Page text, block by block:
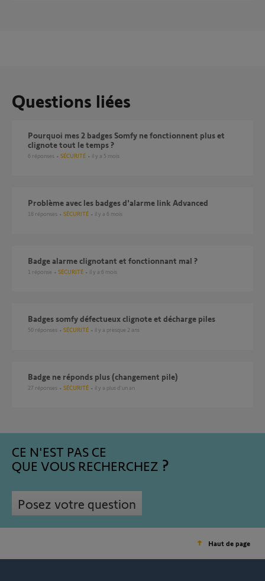
Questions liées
Pourquoi mes 2 badges Somfy ne fonctionnent plus et
clignote tout le temps ?
6 réponses SÉCURITÉ il y a 5 mois
Problème avec les badges d'alarme link Advanced
18 réponses SÉCURITÉ il y a 6 mois
Badge alarme clignotant et fonctionnant mal ?
1 réponse SÉCURITÉ il y a 6 mois
Badges somfy défectueux clignote et décharge piles
50 réponses SÉCURITÉ il y a presque 2 ans
Badge ne réponds plus (changement pile)
27 réponses SÉCURITÉ il y a plus d'un an
CE N'EST PAS CE
QUE VOUS RECHERCHEZ
Posez votre question
Haut de page